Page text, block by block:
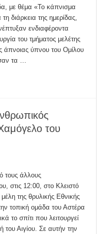
με θέμα «Το κάπνισμα
διάρκεια της ημερίδας,
ενδιαφέροντα
του τμήματος μελέτης
άπνοιας ύπνου του Ομίλου
τα …
του
τους άλλους
στις 12:00, στο Κλειστό
της θρυλικής Εθνικής
τοπική ομάδα του Αστέρα
το σπίτι που λειτουργεί
του Αιγίου. Σε αυτήν την